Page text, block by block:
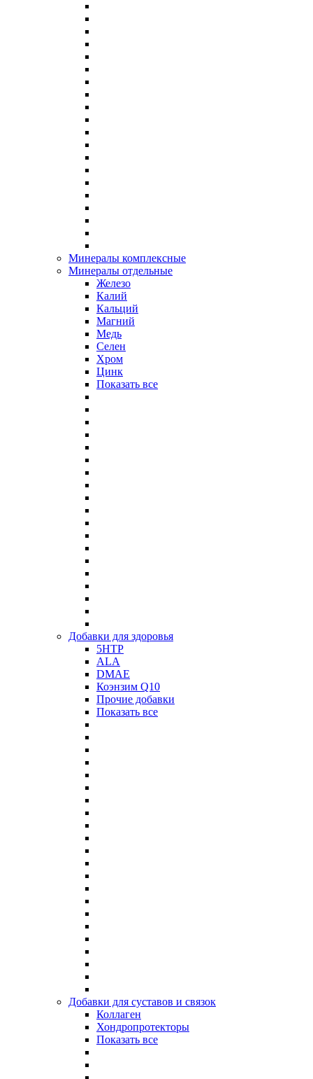
Минералы комплексные
Минералы отдельные
Железо
Калий
Кальций
Магний
Медь
Селен
Хром
Цинк
Показать все
Добавки для здоровья
5HTP
ALA
DMAE
Коэнзим Q10
Прочие добавки
Показать все
Добавки для суставов и связок
Коллаген
Хондропротекторы
Показать все